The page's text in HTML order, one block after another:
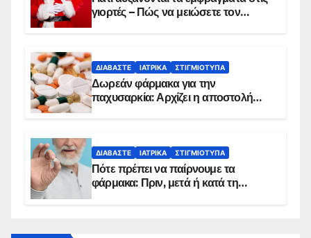
γιορτές – Πώς να μειώσετε τον
ΔΙΑΒΆΣΤΕ ΙΑΤΡΙΚΆ ΣΤΙΓΜΙΌΤΥΠΑ
Δωρεάν φάρμακα για την
παχυσαρκία: Αρχίζει η αποστολή
ΔΙΑΒΆΣΤΕ ΙΑΤΡΙΚΆ ΣΤΙΓΜΙΌΤΥΠΑ
Πότε πρέπει να παίρνουμε τα
φάρμακα: Πριν, μετά ή κατά τη